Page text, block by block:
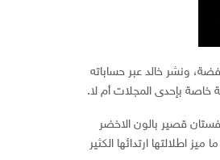
ونشر خالد عبر حساباته
بإحدى المجلات أم لا.
قصير بالون الاخضر
اطلالتها ارتدائها الكثير